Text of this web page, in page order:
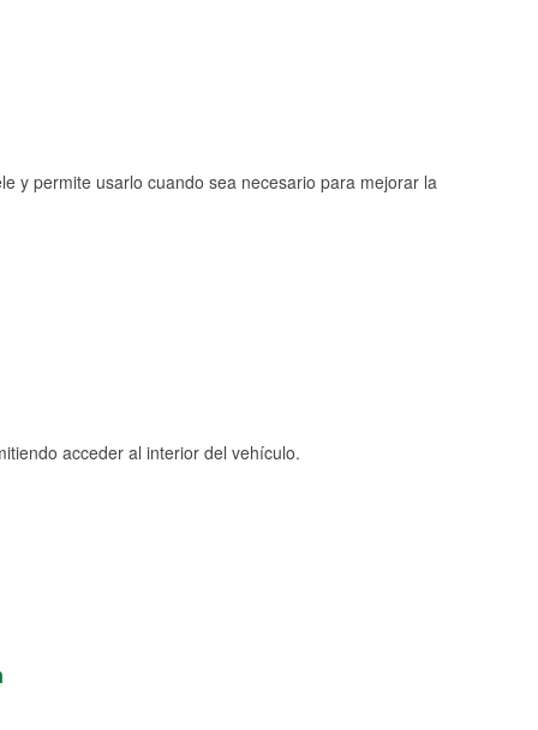
y permite usarlo cuando sea necesario para mejorar la
acceder al interior del vehículo.